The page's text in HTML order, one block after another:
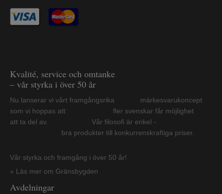
Kvalité, service och omtanke
– vår styrka i över 50 år
Nu lanserar vi vårt framgångsrika märkesvarukoncept
som vi hoppas att fler svenskar får möjlighet
att ta del av. Vår filosofi är enkel -
bra produkter till konkurrenskraftiga priser.
Vår styrka och framgång i över 50 år!
» Läs mer om Gränsbygden
Avdelningar